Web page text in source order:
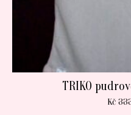
TRIKO
Kč